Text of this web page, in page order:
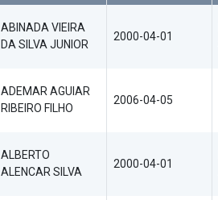
ABINADA VIEIRA
DA SILVA JUNIOR
2000-04-01
ADEMAR AGUIAR
RIBEIRO FILHO
2006-04-05
ALBERTO
ALENCAR SILVA
2000-04-01